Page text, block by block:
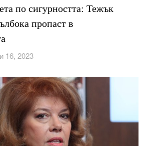
по сигурността: Тежък
пропаст в
16, 2023